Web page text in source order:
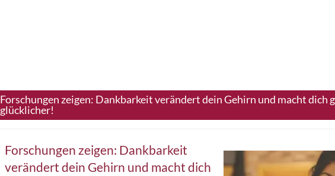
Forschungen zeigen: Dankbarkeit verändert dein Gehirn und macht dich
glücklicher!
Forschungen zeigen: Dankbarkeit
verändert dein Gehirn und macht dich